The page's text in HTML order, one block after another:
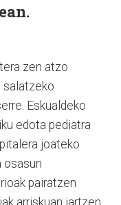
zen atzo
salatzeko
Eskualdeko
edota pediatra
joateko
osasun
pairatzen